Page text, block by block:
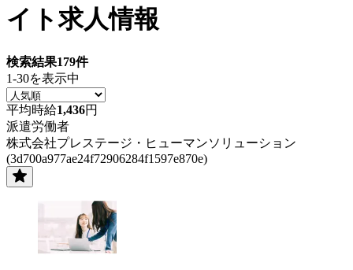
イト求人情報
検索結果179件
1-30を表示中
平均時給1,436円
派遣労働者
株式会社プレステージ・ヒューマンソリューション
(3d700a977ae24f72906284f1597e870e)